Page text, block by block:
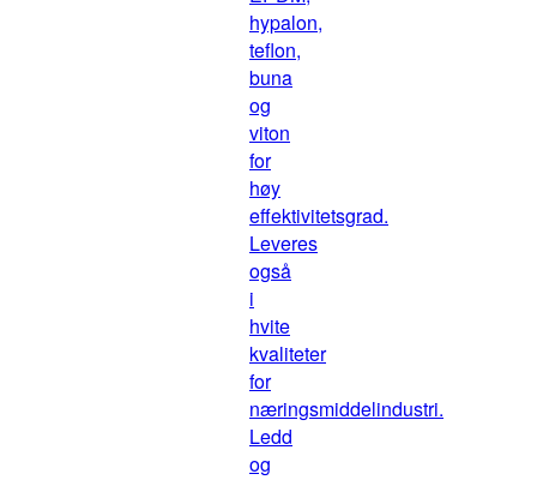
hypalon,
teflon,
buna
og
viton
for
høy
effektivitetsgrad.
Leveres
også
i
hvite
kvaliteter
for
næringsmiddelindustri.
Ledd
og